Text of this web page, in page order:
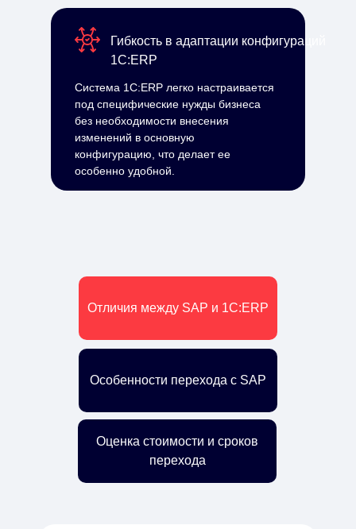
Гибкость в адаптации конфигураций
1С:ERP
Система 1С:ERP легко настраивается
под специфические нужды бизнеса
без необходимости внесения
изменений в основную
конфигурацию, что делает ее
особенно удобной.
Отличия между SAP и 1С:ERP
Особенности перехода с SAP
Оценка стоимости и сроков
перехода